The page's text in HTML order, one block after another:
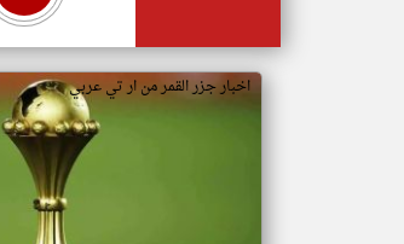
اخبار جزر القمر من ار تي عربي